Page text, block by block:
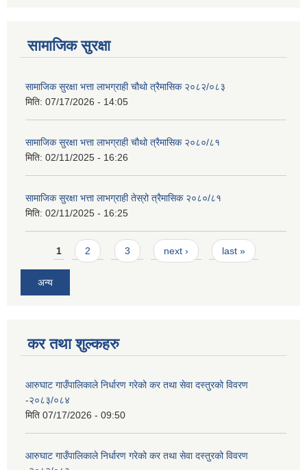
सामाजिक सुरक्षा
सामाजिक सुरक्षा भत्ता लाभग्राही चौथो त्रैमासिक २०८२/०८३
मिति: 07/17/2026 - 14:05
सामाजिक सुरक्षा भत्ता लाभग्राही चौथो त्रैमासिक २०८०/८१
मिति: 02/11/2025 - 16:26
सामाजिक सुरक्षा भत्ता लाभग्राही तेस्रो त्रैमासिक २०८०/८१
मिति: 02/11/2025 - 16:25
Pages
1 2 3 next › last »
अन्य
कर तथा शुल्कहरु
आरुघाट गाउँपालिकाले निर्धारण गरेको कर तथा सेवा दस्तुरको विवरण
-२०८३/०८४
मिति 07/17/2026 - 09:50
आरुघाट गाउँपालिकाले निर्धारण गरेको कर तथा सेवा दस्तुरको विवरण